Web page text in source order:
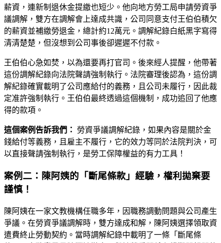
薪資，連新制退休金提繳也短少。他向地方勞工局申請勞資爭
議調解，雙方在調解會上達成共識，公司同意支付王伯伯積欠
的薪資並補繳勞退金，總計約12萬元。調解紀錄白紙黑字寫得
清清楚楚，但沒想到公司事後卻遲遲不付款。
王伯伯心急如焚，以為還要再打官司。後來經人提醒，他帶著
這份調解紀錄向法院聲請強制執行。法院審理後認為，這份調
解紀錄確實載明了公司應給付的義務，且公司未履行，因此裁
定准許強制執行。王伯伯最終透過這個機制，成功追回了他應
得的款項。
這個案例告訴我們：
勞資爭議調解紀錄，如果內容是關於金
錢給付等義務，且雇主不履行，它的效力等同於法院判決，可
以直接聲請強制執行，是勞工保障權益的有力工具！
案例二：陳阿姨的「斷尾條款」經驗，權利拋棄要
謹慎！
陳阿姨在一家文教機構任職多年，因職務調動問題與公司產生
爭議。在勞資爭議調解時，雙方達成和解，陳阿姨選擇領取資
遣費終止勞動契約。當時調解紀錄中載明了一條「斷尾條